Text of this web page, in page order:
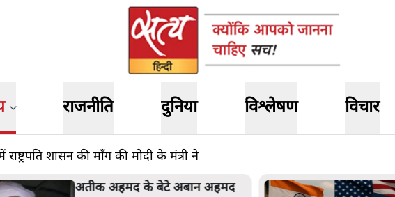
राजनीति दुनिया विश्लेषण विचार
राष्ट्रपति शासन की माँग की मोदी के मंत्री ने
अतीक अहमद के बेटे अबान अहमद